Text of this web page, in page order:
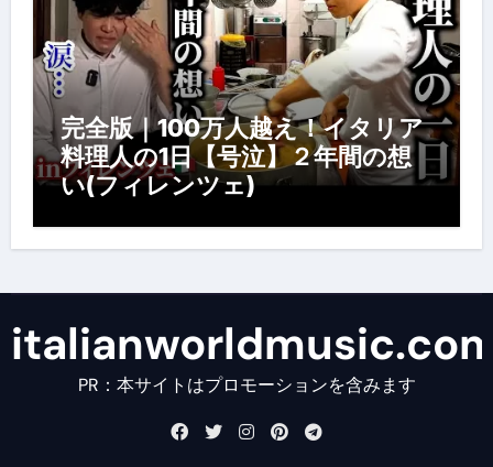
完全版｜100万人越え！イタリア
料理人の1日【号泣】２年間の想
い(フィレンツェ)
PR：本サイトはプロモーションを含みます